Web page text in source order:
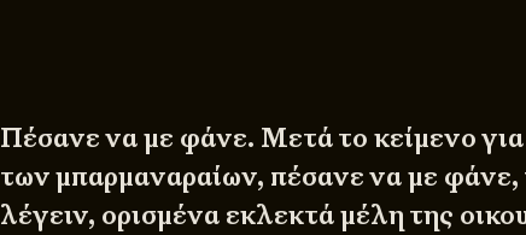
Πέσανε να με φάνε. Μετά το κείμενο για
των μπαρμαναραίων, πέσανε να με φάνε,
λέγειν, ορισμένα εκλεκτά μέλη της